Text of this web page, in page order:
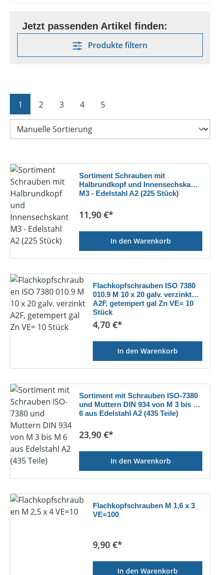
Produkte filtern
Seite
1 Seite
2 Seite
3 Seite
4 Seite
5
Sortiment Schrauben mit
Halbrundkopf und Innensechskant
M3 - Edelstahl A2 (225 Stück)
Regulärer Preis:
11,90 €*
In den Warenkorb
Flachkopfschrauben ISO 7380
010.9 M 10 x 20 galv. verzinkt
A2F, getempert gal Zn VE= 10
Stück
Regulärer Preis:
4,70 €*
In den Warenkorb
Sortiment mit Schrauben ISO-7380
und Muttern DIN 934 von M 3 bis M
6 aus Edelstahl A2 (435 Teile)
Regulärer Preis:
23,90 €*
In den Warenkorb
Flachkopfschrauben M 1,6 x 3
VE=100
Regulärer Preis:
9,90 €*
In den Warenkorb